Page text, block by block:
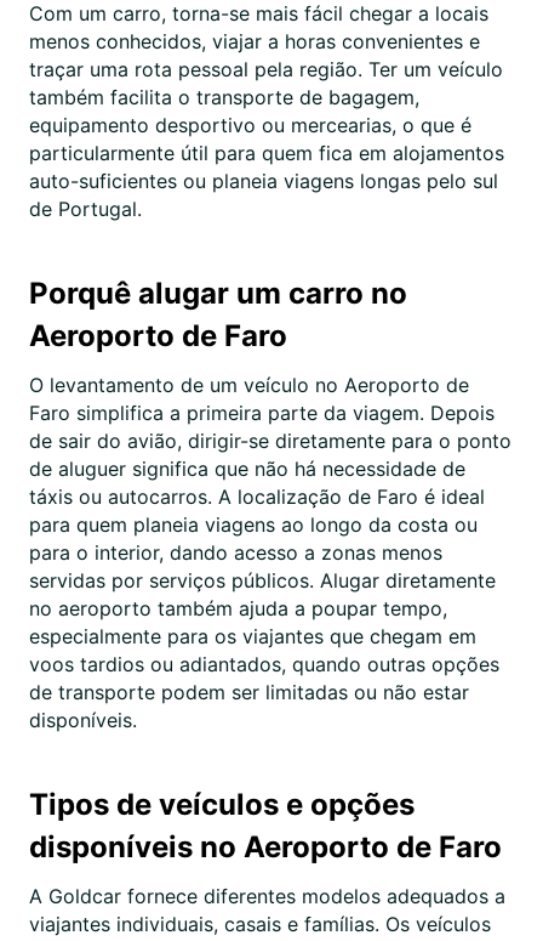
Com um carro, torna-se mais fácil chegar a locais
menos conhecidos, viajar a horas convenientes e
traçar uma rota pessoal pela região. Ter um veículo
também facilita o transporte de bagagem,
equipamento desportivo ou mercearias, o que é
particularmente útil para quem fica em alojamentos
auto-suficientes ou planeia viagens longas pelo sul
de Portugal.
Porquê alugar um carro no
Aeroporto de Faro
O levantamento de um veículo no Aeroporto de
Faro simplifica a primeira parte da viagem. Depois
de sair do avião, dirigir-se diretamente para o ponto
de aluguer significa que não há necessidade de
táxis ou autocarros. A localização de Faro é ideal
para quem planeia viagens ao longo da costa ou
para o interior, dando acesso a zonas menos
servidas por serviços públicos. Alugar diretamente
no aeroporto também ajuda a poupar tempo,
especialmente para os viajantes que chegam em
voos tardios ou adiantados, quando outras opções
de transporte podem ser limitadas ou não estar
disponíveis.
Tipos de veículos e opções
disponíveis no Aeroporto de Faro
A Goldcar fornece diferentes modelos adequados a
viajantes individuais, casais e famílias. Os veículos